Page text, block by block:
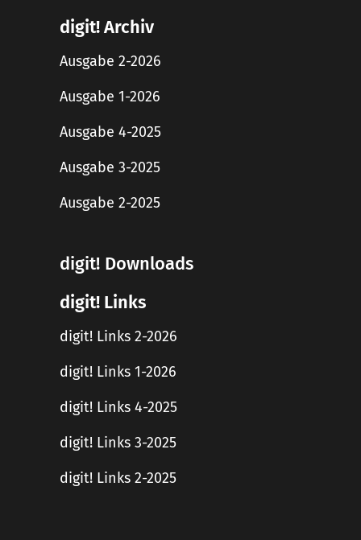
digit! Archiv
Ausgabe 2-2026
Ausgabe 1-2026
Ausgabe 4-2025
Ausgabe 3-2025
Ausgabe 2-2025
digit! Downloads
digit! Links
digit! Links 2-2026
digit! Links 1-2026
digit! Links 4-2025
digit! Links 3-2025
digit! Links 2-2025